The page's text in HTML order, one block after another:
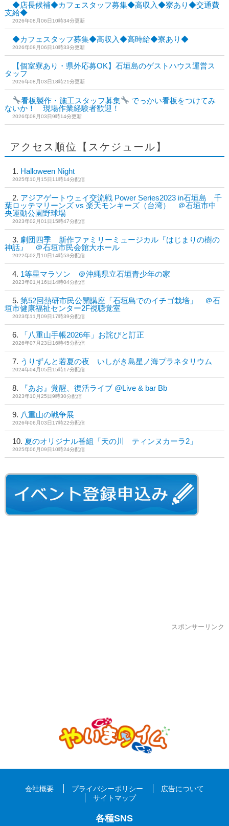
◆店長候補◆カフェスタッフ募集◆高収入◆寮あり◆交通費
支給◆
2026年08月06日10時34分更新
◆カフェスタッフ募集◆高収入◆高時給◆寮あり◆
2026年08月06日10時33分更新
【個室寮あり・県外応募OK】石垣島のゲストハウス運営ス
タッフ
2026年08月03日18時21分更新
看板製作・施工スタッフ募集
でっかい看板をつけてみ
ないか！ 現場作業経験者歓迎！
2026年08月03日9時14分更新
アクセス順位【スケジュール】
Halloween Night
2025年10月15日11時14分配信
アジアゲートウェイ交流戦 Power Series2023 in石垣島 千
葉ロッテマリーンズ vs 楽天モンキーズ（台湾） ＠石垣市中
央運動公園野球場
2023年02月01日15時47分配信
劇団四季 新作ファミリーミュージカル『はじまりの樹の
神話』 ＠石垣市民会館大ホール
2022年02月10日14時53分配信
1等星マラソン ＠沖縄県立石垣青少年の家
2023年01月16日14時04分配信
第52回熱研市民公開講座「石垣島でのイチゴ栽培」 ＠石
垣市健康福祉センター2F視聴覚室
2023年11月09日17時39分配信
「八重山手帳2026年」お詫びと訂正
2026年07月23日16時45分配信
うりずんと若夏の夜 いしがき島星ノ海プラネタリウム
2024年04月05日15時17分配信
『あお』覚醒、復活ライブ @Live & bar Bb
2023年10月25日9時30分配信
八重山の戦争展
2026年06月03日17時22分配信
夏のオリジナル番組「天の川 ティンヌカーラ2」
2025年06月09日10時24分配信
スポンサーリンク
会社概要 プライバシーポリシー
広告について
サイトマップ
各種SNS